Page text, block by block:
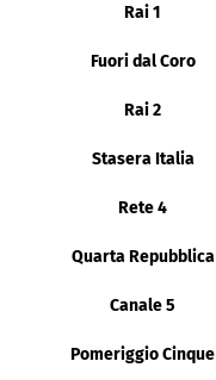
Rai 1
Fuori dal Coro
Rai 2
Stasera Italia
Rete 4
Quarta Repubblica
Canale 5
Pomeriggio Cinque